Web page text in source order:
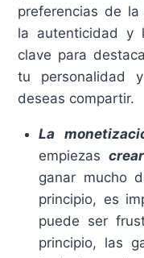
preferencias de
la autenticidad y
clave para
tu personalidad
deseas compartir.
La
empiezas
ganar mucho
principio, es
puede ser
principio, las